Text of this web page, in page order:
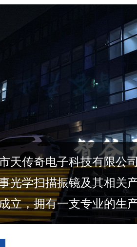
电子科技有限公司
光学扫描振镜及其相关
立，拥有一支专业的生